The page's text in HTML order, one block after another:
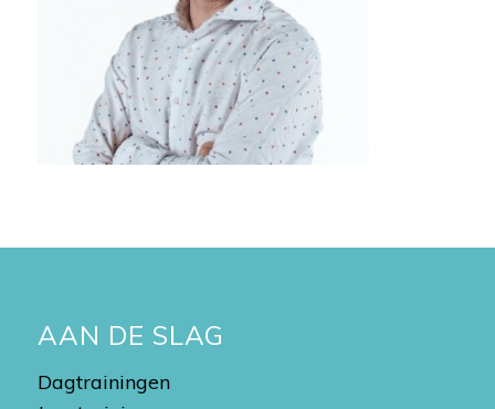
AAN DE SLAG
Dagtrainingen